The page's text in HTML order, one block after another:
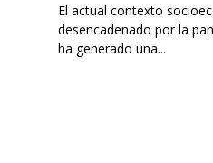
El actual contexto
desencadenado por la
ha generado una...